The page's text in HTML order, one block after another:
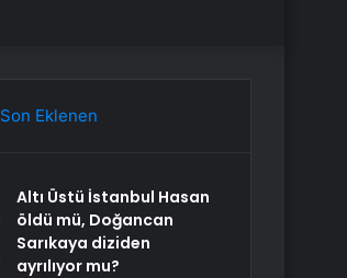
Son Eklenen
Altı Üstü İstanbul Hasan
öldü mü, Doğancan
Sarıkaya diziden
ayrılıyor mu?